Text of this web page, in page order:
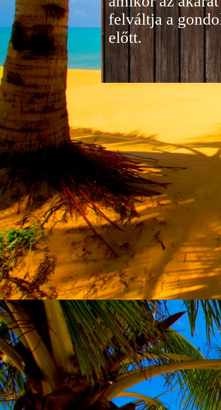
felváltja a
előtt.
Jelentkezés a
A
folyamatosan
benyújtása a
történik mind
személyesen.
személyesen a
címen tudjátok
Kérelmeteket
amennyiben
ovi bejárata a
nyíló
Szeretettel